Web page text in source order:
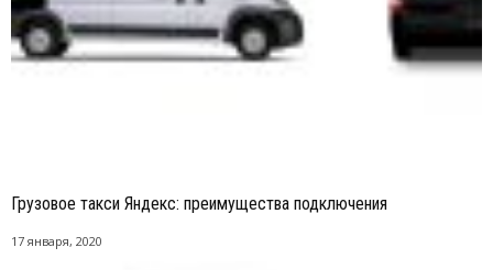
Грузовое такси Яндекс: преимущества подключения
17 января, 2020